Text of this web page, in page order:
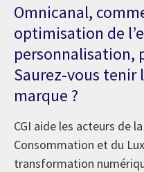
Omnicanal,
optimisation de
personnalisation,
Saurez-vous tenir
marque ?
CGI aide les acteurs de
Consommation et du
transformation